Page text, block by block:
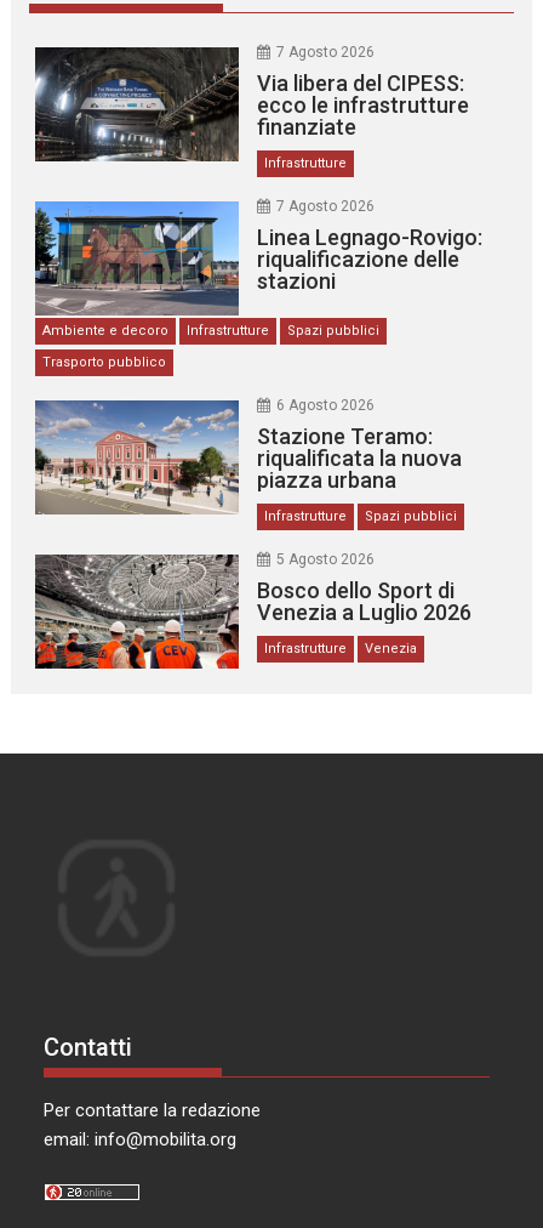
7 Agosto 2026
Via libera del CIPESS:
ecco le infrastrutture
finanziate
Infrastrutture
7 Agosto 2026
Linea Legnago-Rovigo:
riqualificazione delle
stazioni
Ambiente e decoro Infrastrutture
Spazi pubblici
Trasporto pubblico
6 Agosto 2026
Stazione Teramo:
riqualificata la nuova
piazza urbana
Infrastrutture Spazi pubblici
5 Agosto 2026
Bosco dello Sport di
Venezia a Luglio 2026
Infrastrutture Venezia
Contatti
Per contattare la redazione
email:info@mobilita.org